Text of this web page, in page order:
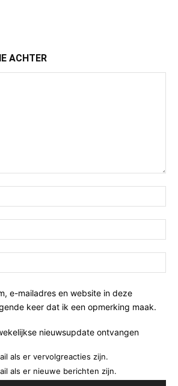
ACHTER
e-mailadres en website in deze
keer dat ik een opmerking maak.
nieuwsupdate ontvangen
als er vervolgreacties zijn.
als er nieuwe berichten zijn.